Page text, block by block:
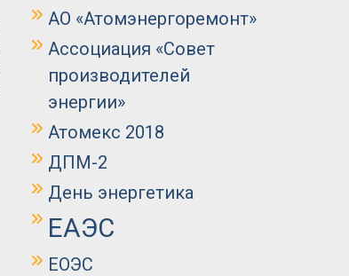
АО «Атомэнергоремонт»
Ассоциация «Совет
производителей
энергии»
Атомекс 2018
ДПМ-2
День энергетика
ЕАЭС
ЕОЭС